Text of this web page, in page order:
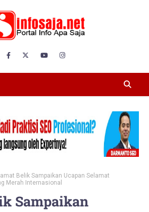
Belik Sampaikan Ucapan Selamat
Merah Internasional
Sampaikan